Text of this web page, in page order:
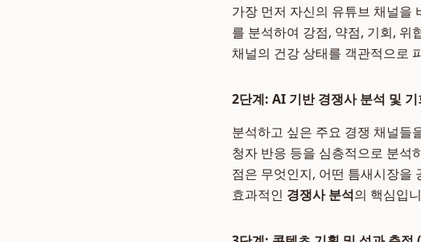
가장 먼저 자신의 유튜브 채널을
를 분석하여 강점, 약점, 기회, 위
채널의 건강 상태를 객관적으로
2단계: AI 기반 경쟁사 분석 및
분석하고 싶은 주요 경쟁 채널들
청자 반응 등을 심층적으로 분석
점은 무엇인지, 어떤 틈새시장을
효과적인 경쟁사 분석의 핵심입